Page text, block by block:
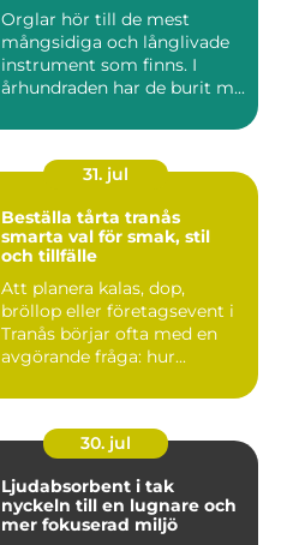
Orglar hör till de mest
mångsidiga och långlivade
instrument som finns. I
århundraden har de burit m...
31. jul
Beställa tårta tranås
smarta val för smak, stil
och tillfälle
Att planera kalas, dop,
bröllop eller företagsevent i
Tranås börjar ofta med en
avgörande fråga: hur...
30. jul
Ljudabsorbent i tak
nyckeln till en lugnare och
mer fokuserad miljö